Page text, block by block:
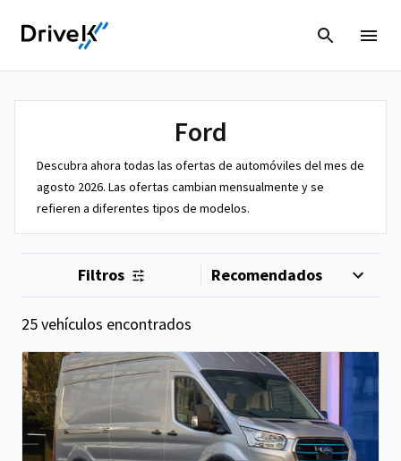
Ford
Descubra ahora todas las ofertas de automóviles del mes de
agosto 2026. Las ofertas cambian mensualmente y se
refieren a diferentes tipos de modelos.
Filtros
25 vehículos encontrados